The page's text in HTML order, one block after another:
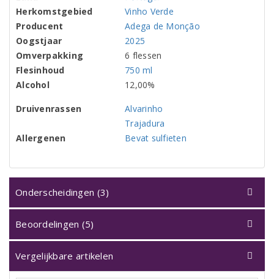
Herkomstgebied
Vinho Verde
Producent
Adega de Monção
Oogstjaar
2025
Omverpakking
6 flessen
Flesinhoud
750 ml
Alcohol
12,00%
Druivenrassen
Alvarinho
Trajadura
Allergenen
Bevat sulfieten
Onderscheidingen (3)
Beoordelingen (5)
Vergelijkbare artikelen